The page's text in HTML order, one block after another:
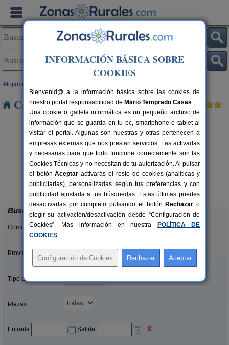
Alojamientos
Casas Rurales cerca de Cadavedo
12-22+3 pers.
desde30 €
La Llosuca
San Pedro de Ambás (Asturias)
Buscar
Comunidades:
Provincias/Islas:
Tipo alquiler:
Plazas:
Entrada: Salida: X
INFORMACIÓN BÁSICA SOBRE
COOKIES
Bienvenid@ a la información básica sobre las cookies de
nuestro portal responsabilidad de Mario Temprado Casas.
Una cookie o galleta informática es un pequeño archivo de
información que se guarda en tu pc, smartphone o tablet al
visitar el portal. Algunas son nuestras y otras pertenecen a
empresas externas que nos prestan servicios. Las activadas
y necesarias para que todo funcione correctamente son las
Cookies Técnicas y no necesitan de tu autorización. Al pulsar
el botónAceptar activarás el resto de cookies (analíticas y
publicitarias), personalizadas según tus preferencias y con
publicidad ajustada a tus búsquedas. Estas últimas puedes
desactivarlas por completo pulsando el botón Rechazar o
elegir su activación/desactivación desde “Configuración de
Cookies”. Más información en nuestra
POLÍTICA DE
COOKIES.